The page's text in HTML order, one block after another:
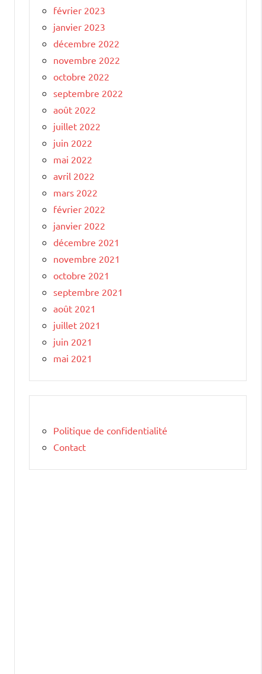
février 2023
janvier 2023
décembre 2022
novembre 2022
octobre 2022
septembre 2022
août 2022
juillet 2022
juin 2022
mai 2022
avril 2022
mars 2022
février 2022
janvier 2022
décembre 2021
novembre 2021
octobre 2021
septembre 2021
août 2021
juillet 2021
juin 2021
mai 2021
Politique de confidentialité
Contact